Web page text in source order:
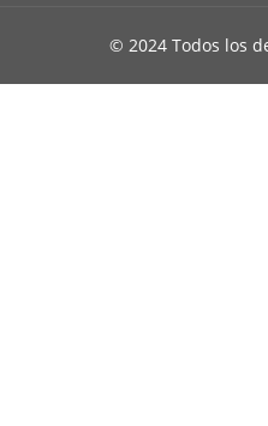
© 2024 Todos los